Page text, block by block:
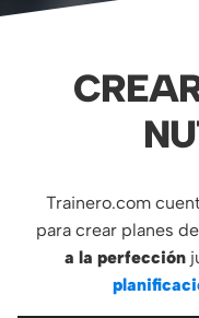
Trainero.com
para crear planes
a la perfección